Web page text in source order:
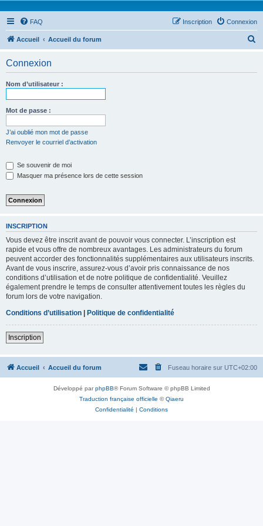
FAQ Connexion
Inscription
Accueil Accueil du forum
Connexion
Nom d’utilisateur :
Mot de passe :
J’ai oublié mon mot de passe
Renvoyer le courriel d’activation
Se souvenir de moi
Masquer ma présence lors de cette session
INSCRIPTION
Vous devez être inscrit avant de pouvoir vous connecter. L’inscription est
rapide et vous offre de nombreux avantages. Les administrateurs du forum
peuvent accorder des fonctionnalités supplémentaires aux utilisateurs inscrits.
Avant de vous inscrire, assurez-vous d’avoir pris connaissance de nos
conditions d’utilisation et de notre politique de confidentialité. Veuillez
également prendre le temps de consulter attentivement toutes les règles du
forum lors de votre navigation.
Conditions d’utilisation | Politique de confidentialité
Inscription
Accueil Accueil du forum Fuseau horaire sur UTC+02:00
Développé parphpBB® Forum Software © phpBB Limited
Traduction française officielle ©Qiaeru
Confidentialité | Conditions